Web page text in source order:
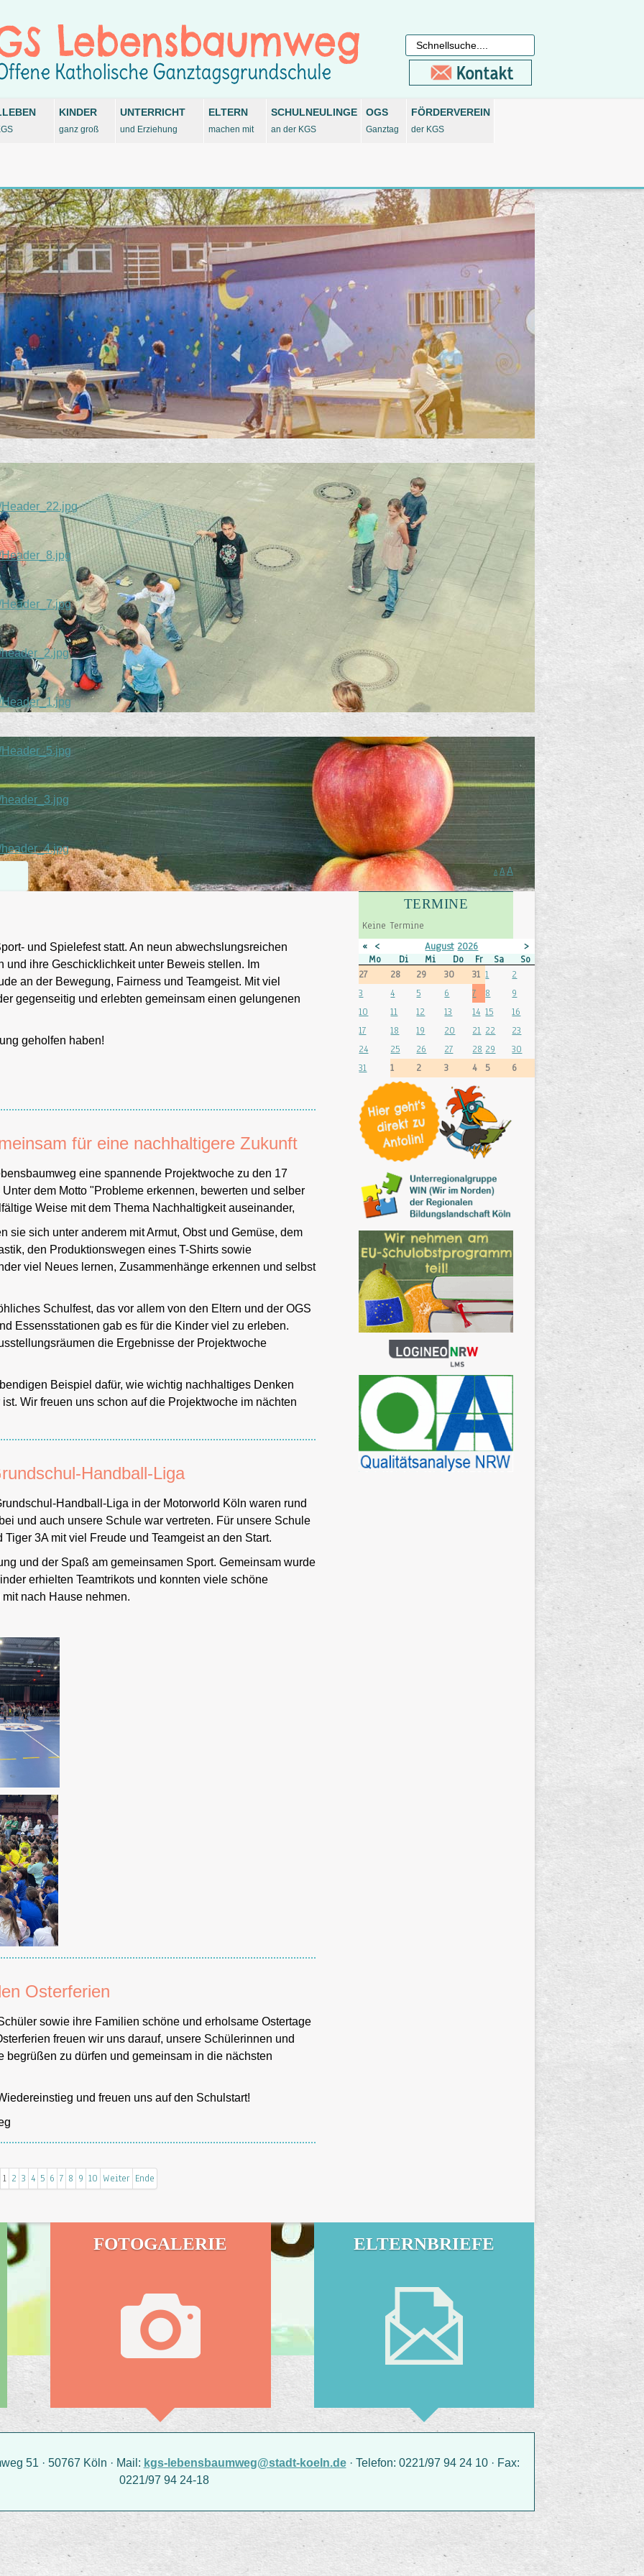
KINDER
ganz groß
UNTERRICHT
und Erziehung
ELTERN
machen mit
SCHULNEULINGE
an der KGS
OGS
Ganztag
FÖRDERVEREIN
der KGS
A AA
und Spielefest statt. An neun abwechslungsreichen
und ihre Geschicklichkeit unter Beweis stellen. Im
an der Bewegung, Fairness und Teamgeist. Mit viel
gegenseitig und erlebten gemeinsam einen gelungenen
geholfen haben!
für eine nachhaltigere Zukunft
eine spannende Projektwoche zu den 17
dem Motto "Probleme erkennen, bewerten und selber
Weise mit dem Thema Nachhaltigkeit auseinander,
sie sich unter anderem mit Armut, Obst und Gemüse, dem
den Produktionswegen eines T-Shirts sowie
viel Neues lernen, Zusammenhänge erkennen und selbst
Schulfest, das vor allem von den Eltern und der OGS
Essensstationen gab es für die Kinder viel zu erleben.
die Ergebnisse der Projektwoche
Beispiel dafür, wie wichtig nachhaltiges Denken
Wir freuen uns schon auf die Projektwoche im nächten
Handball-Liga
Handball-Liga in der Motorworld Köln waren rund
und auch unsere Schule war vertreten. Für unsere Schule
3A mit viel Freude und Teamgeist an den Start.
und der Spaß am gemeinsamen Sport. Gemeinsam wurde
erhielten Teamtrikots und konnten viele schöne
nach Hause nehmen.
Osterferien
sowie ihre Familien schöne und erholsame Ostertage
freuen wir uns darauf, unsere Schülerinnen und
begrüßen zu dürfen und gemeinsam in die nächsten
und freuen uns auf den Schulstart!
Seite 1 von 10
1 2 3 4 5 6 7 8 9 10 Weiter Ende
TERMINE
Keine Termine
« < August 2026 >
Mo
Di Mi Do Fr Sa
So
27
28 29 30 31 1
2
3
4 5 6 7 8
9
10
11 12 13 14 15
16
17
18 19 20 21 22
23
24
25 26 27 28 29
30
31
1 2 3 4 5 6
FOTOGALERIE ELTERNBRIEFE
51 · 50767 Köln · Mail: kgs-lebensbaumweg@stadt-koeln.de· Telefon: 0221/97 94 24 10 · Fax:
0221/97 94 24-18